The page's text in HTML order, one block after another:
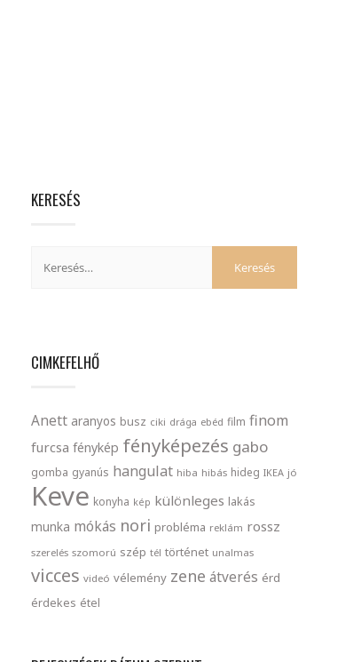
KERESÉS
CIMKEFELHŐ
Anett aranyos busz ciki drága ebéd film finom
furcsa fénykép fényképezés gabo
gomba gyanús hangulat hiba hibás hideg IKEA jó
Keve konyha kép különleges lakás
munka mókás nori probléma reklám rossz
szerelés szomorú szép tél történet unalmas
vicces videó vélemény zene átverés érd
érdekes étel